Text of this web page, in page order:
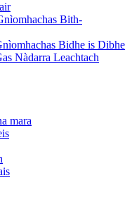
Bith-
Bidhe is Dibhe
Nàdarra Leachtach
mara